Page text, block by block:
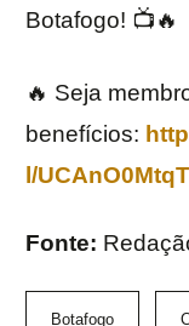
Botafogo! 📺🔥
🔥 Seja
benefícios:
l/
Fonte:
Botafogo